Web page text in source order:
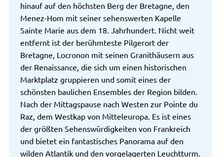
hinauf auf den höchsten Berg der Bretagne, den
Menez-Hom mit seiner sehenswerten Kapelle
Sainte Marie aus dem 18. Jahrhundert. Nicht weit
entfernt ist der berühmteste Pilgerort der
Bretagne, Locronon mit seinen Granithäusern aus
der Renaissance, die sich um einen historischen
Marktplatz gruppieren und somit eines der
schönsten baulichen Ensembles der Region bilden.
Nach der Mittagspause nach Westen zur Pointe du
Raz, dem Westkap von Mitteleuropa. Es ist eines
der größten Sehenswürdigkeiten von Frankreich
und bietet ein fantastisches Panorama auf den
wilden Atlantik und den vorgelagerten Leuchtturm.